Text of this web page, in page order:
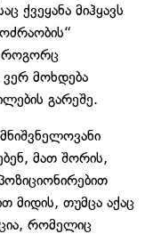
ქვეყანა მიჰყავს
როგორც
მოხდება
გარეშე.
მათ შორის,
მიდის, თუმცა აქაც
რომელიც